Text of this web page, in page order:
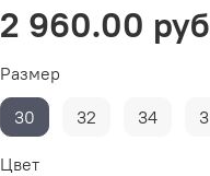
2 960.00 руб
Размер
30
32 34
Цвет